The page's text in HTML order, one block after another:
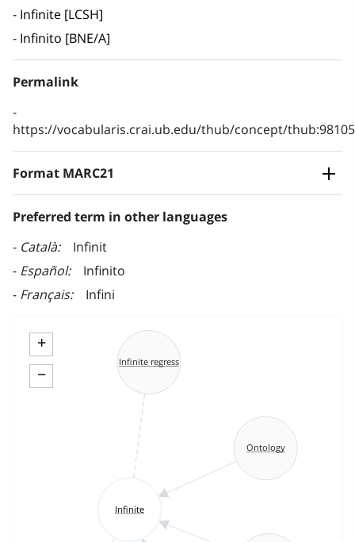
Infinite [LCSH]
Infinito [BNE/A]
Permalink
https://vocabularis.crai.ub.edu/thub/concept/
Format MARC21
Preferred term in other languages
Català
Infinit
Español
Infinito
Français
Infini
+
−
Infinite regress
Infinite
Ontology